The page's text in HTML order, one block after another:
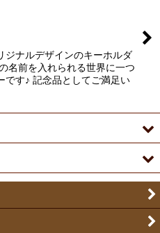
ジナルデザインのキーホルダ
名前を入れられる世界に一つ
です♪ 記念品としてご満足い